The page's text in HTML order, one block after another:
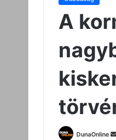
A
DunaOnline